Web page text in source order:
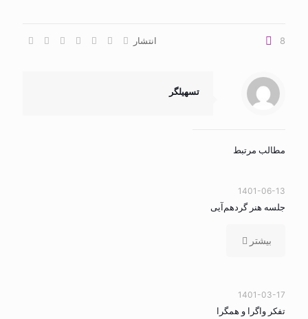
انتشار 8
تسهیلگر
مطالب مرتبط
1401-06-13
جلسه هنر گردهم‌آیی
بیشتر
1401-03-17
تفکر واگرا و همگرا